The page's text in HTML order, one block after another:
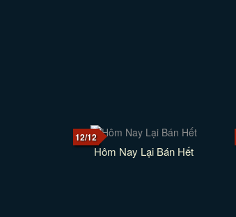
12/12
Hôm Nay Lại Bán Hết